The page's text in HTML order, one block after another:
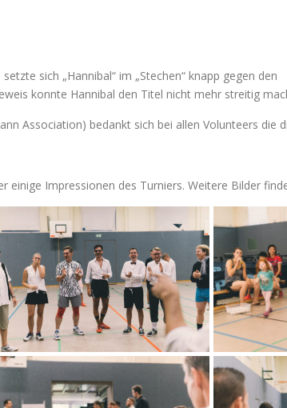
sich „Hannibal“ im „Stechen“ knapp gegen den
konnte Hannibal den Titel nicht mehr streitig
Association) bedankt sich bei allen Volunteers die
einige Impressionen des Turniers. Weitere Bilder